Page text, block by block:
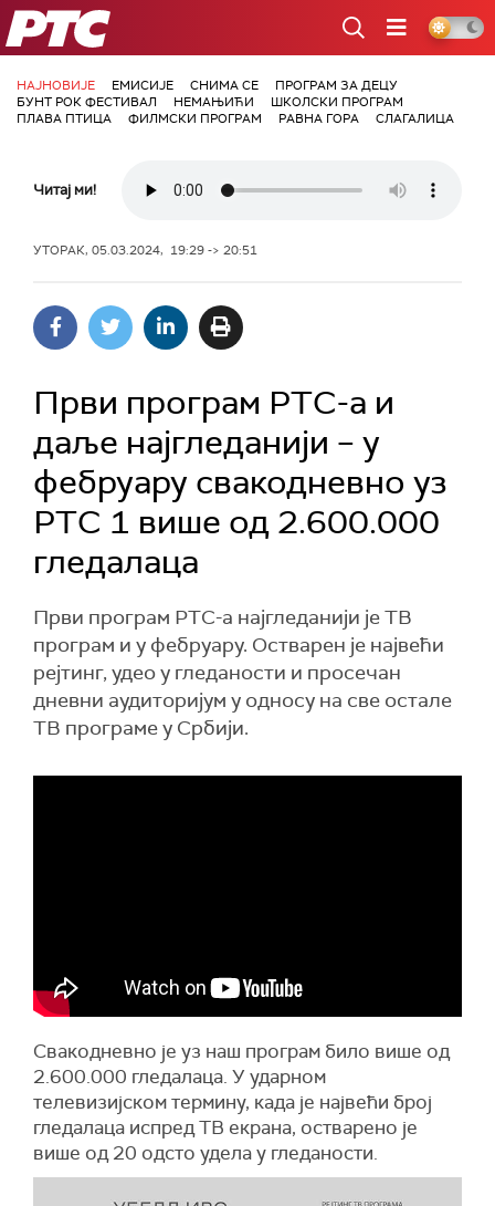
РТС
НАЈНОВИЈЕ ЕМИСИЈЕ СНИМА СЕ
ПРОГРАМ ЗА ДЕЦУ
БУНТ РОК ФЕСТИВАЛ
НЕМАЊИЋИ
ШКОЛСКИ ПРОГРАМ
ПЛАВА ПТИЦА
ФИЛМСКИ ПРОГРАМ РАВНА ГОРА СЛАГАЛИЦА
Читај ми!
УТОРАК, 05.03.2024, 19:29 -> 20:51
Први програм РТС-а и
даље најгледанији – у
фебруару свакодневно уз
РТС 1 више од 2.600.000
гледалаца
Први програм РТС-а најгледанији је ТВ
програм и у фебруару. Остварен је највећи
рејтинг, удео у гледаности и просечан
дневни аудиторијум у односу на све остале
ТВ програме у Србији.
Свакодневно је уз наш програм било више од
2.600.000 гледалаца. У ударном
телевизијском термину, када је највећи број
гледалаца испред ТВ екрана, остварено је
више од 20 одсто удела у гледаности.